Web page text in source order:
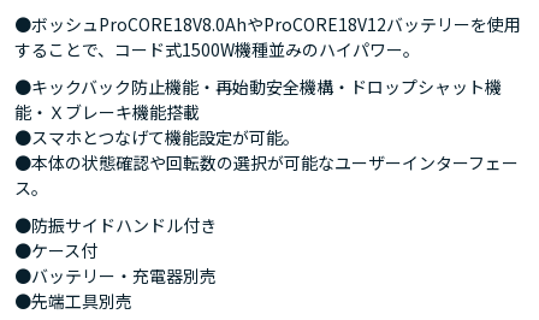
●ボッシュProCORE18V8.0AhやProCORE18V12バッテリーを使用
することで、コード式1500W機種並みのハイパワー。
●キックバック防止機能・再始動安全機構・ドロップシャット機
能・Ｘブレーキ機能搭載
●スマホとつなげて機能設定が可能。
●本体の状態確認や回転数の選択が可能なユーザーインターフェー
ス。
●防振サイドハンドル付き
●ケース付
●バッテリー・充電器別売
●先端工具別売